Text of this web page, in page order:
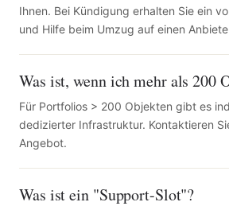
Ihnen. Bei Kündigung erhalten Sie ein
und Hilfe beim Umzug auf einen
Was ist, wenn ich mehr als 200
Für Portfolios > 200 Objekten gibt es
dedizierter Infrastruktur. Kontaktieren
Angebot.
Was ist ein "Support-Slot"?